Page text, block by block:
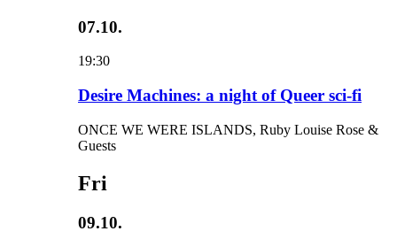
07.10.
19:30
Desire Machines: a night of Queer sci-fi
ONCE WE WERE ISLANDS, Ruby Louise Rose &
Guests
Fri
09.10.